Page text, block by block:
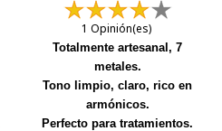
1 Opinión(es)
Totalmente artesanal, 7
metales.
Tono limpio, claro, rico en
armónicos.
Perfecto para tratamientos.